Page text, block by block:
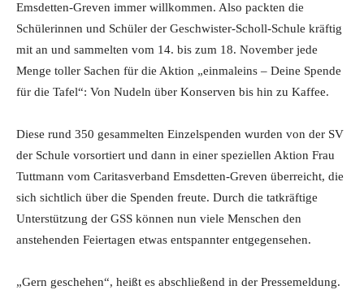
Emsdetten-Greven immer willkommen. Also packten die
Schülerinnen und Schüler der Geschwister-Scholl-Schule kräftig
mit an und sammelten vom 14. bis zum 18. November jede
Menge toller Sachen für die Aktion „einmaleins – Deine Spende
für die Tafel“: Von Nudeln über Konserven bis hin zu Kaffee.
Diese rund 350 gesammelten Einzelspenden wurden von der SV
der Schule vorsortiert und dann in einer speziellen Aktion Frau
Tuttmann vom Caritasverband Emsdetten-Greven überreicht, die
sich sichtlich über die Spenden freute. Durch die tatkräftige
Unterstützung der GSS können nun viele Menschen den
anstehenden Feiertagen etwas entspannter entgegensehen.
„Gern geschehen“, heißt es abschließend in der Pressemeldung.